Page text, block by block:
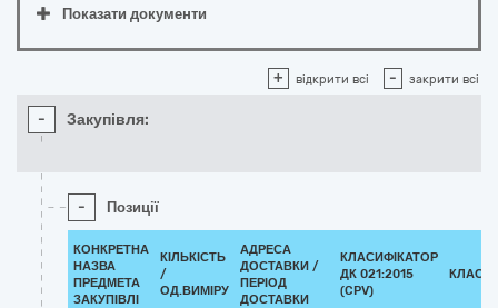
Показати документи
+ відкрити всі - закрити всі
- Закупівля:
- Позиції
КОНКРЕТНА
НАЗВА
ПРЕДМЕТА
ЗАКУПІВЛІ
КІЛЬКІСТЬ
/
ОД.ВИМІРУ
АДРЕСА
ДОСТАВКИ /
ПЕРІОД
ДОСТАВКИ
КЛАСИФІКАТОР
ДК 021:2015
(CPV)